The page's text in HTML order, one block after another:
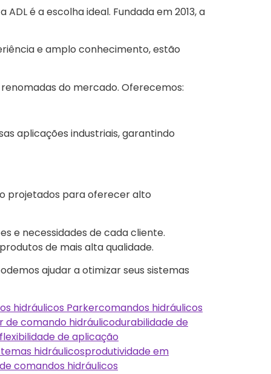
é a escolha ideal. Fundada em 2013, a
e amplo conhecimento, estão
do mercado. Oferecemos:
aplicações industriais, garantindo
projetados para oferecer alto
e necessidades de cada cliente.
de mais alta qualidade.
ajudar a otimizar seus sistemas
hidráulicos Parkercomandos hidráulicos
de comando hidráulicodurabilidade de
flexibilidade de aplicação
hidráulicosprodutividade em
comandos hidráulicos